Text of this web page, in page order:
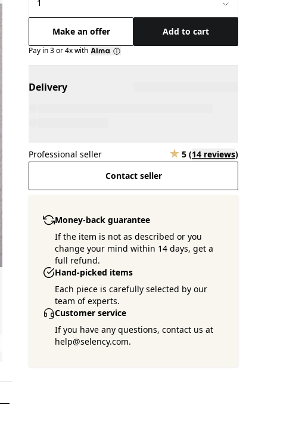
Make an offer Add to cart
Pay in 3 or 4x with
Delivery
Professional seller 5 (14 reviews)
Contact seller
Money-back guarantee
If the item is not as described or you
change your mind within 14 days, get a
full refund.
Hand-picked items
Each piece is carefully selected by our
team of experts.
Customer service
If you have any questions, contact us at
help@selency.com.